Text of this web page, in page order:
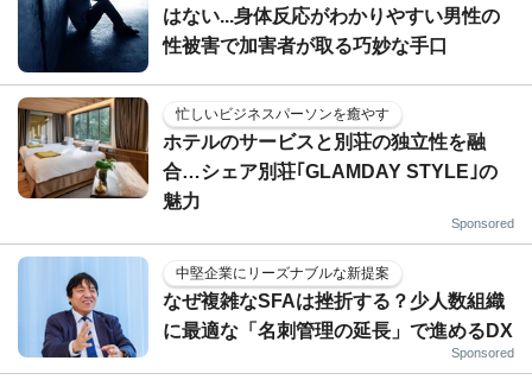
はない...身体反応がわかりやすい男性の
性被害で加害者が取る巧妙な手口
忙しいビジネスパーソンを癒やす
ホテルのサービスと別荘の独立性を融
合…シェア別荘｢GLAMDAY STYLE｣の
魅力
Sponsored
中堅企業にリーズナブルな新提案
なぜ複雑なSFAは挫折する？少人数組織
に最適な「名刺管理の延長」で進めるDX
Sponsored